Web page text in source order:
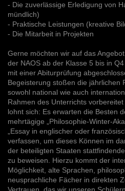
- Die zuverlässige Erledigung von
mündlich)
- Praktische Leistungen (kreative
- Die Mitarbeit in Projekten
Gerne möchten wir auf das
der NAOS ab der Klasse 5 bis in
mit einer Abiturprüfung
Begeisterung stoßen die jährlichen
sowohl national wie auch
Rahmen des Unterrichts
lohnt sich: Es erwarten die Besten
mehrtägige „Philosophie-Winter-
„Essay in englischer oder
verfassen, um dieses Können im
der beteiligten Staaten
zu beweisen. Hierzu kommt der
Möglichkeit, alte Sprachen,
neusprachliche Fächer in direkten